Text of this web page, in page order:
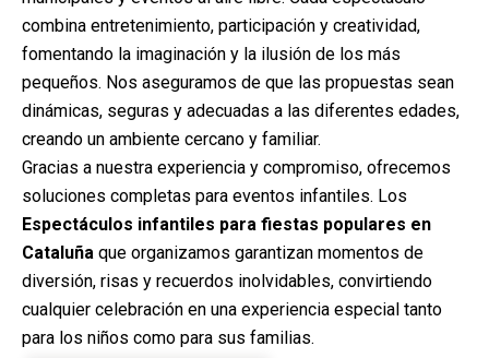
combina entretenimiento, participación y creatividad,
fomentando la imaginación y la ilusión de los más
pequeños. Nos aseguramos de que las propuestas sean
dinámicas, seguras y adecuadas a las diferentes edades,
creando un ambiente cercano y familiar.
Gracias a nuestra experiencia y compromiso, ofrecemos
soluciones completas para eventos infantiles. Los
Espectáculos infantiles para fiestas populares en
Cataluña que organizamos garantizan momentos de
diversión, risas y recuerdos inolvidables, convirtiendo
cualquier celebración en una experiencia especial tanto
para los niños como para sus familias.